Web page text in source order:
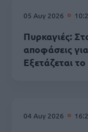
05 Αυγ 2026
Πυρκαγιές:
αποφάσεις
Εξετάζεται
04 Αυγ 2026